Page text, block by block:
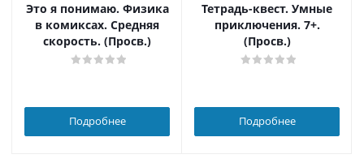
Это я понимаю. Физика
в комиксах. Средняя
скорость. (Просв.)
Подробнее
Тетрадь-квест. Умные
приключения. 7+.
(Просв.)
Подробнее